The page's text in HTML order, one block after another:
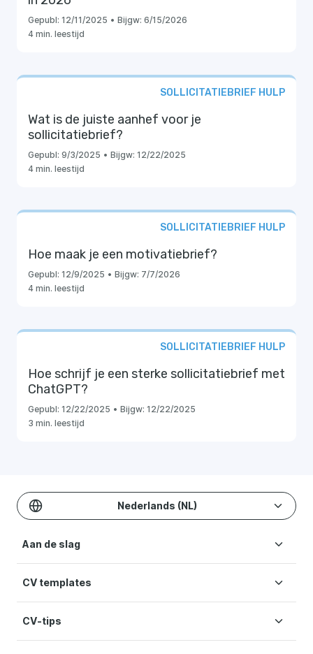
Gepubl: 12/11/2025 • Bijgw: 6/15/2026
4 min. leestijd
SOLLICITATIEBRIEF HULP
Wat is de juiste aanhef voor je
sollicitatiebrief?
Gepubl: 9/3/2025 • Bijgw: 12/22/2025
4 min. leestijd
SOLLICITATIEBRIEF HULP
Hoe maak je een motivatiebrief?
Gepubl: 12/9/2025 • Bijgw: 7/7/2026
4 min. leestijd
SOLLICITATIEBRIEF HULP
Hoe schrijf je een sterke sollicitatiebrief met
ChatGPT?
Gepubl: 12/22/2025 • Bijgw: 12/22/2025
3 min. leestijd
Nederlands (NL)
Aan de slag
CV maken
Kosten
Help
CV templates
CV templates
Moderne CV
CV-tips